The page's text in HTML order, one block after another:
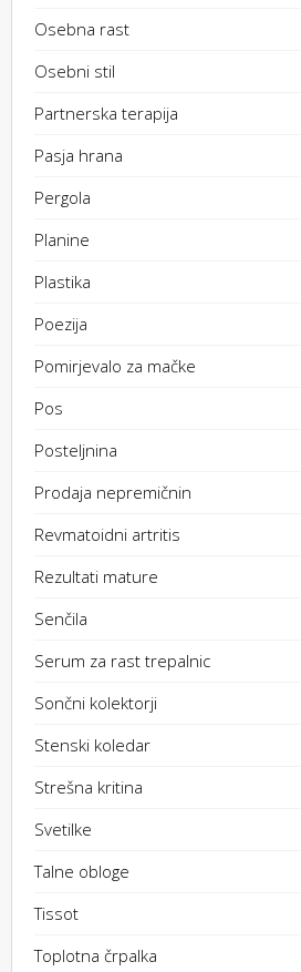
Osebna rast
Osebni stil
Partnerska terapija
Pasja hrana
Pergola
Planine
Plastika
Poezija
Pomirjevalo za mačke
Pos
Posteljnina
Prodaja nepremičnin
Revmatoidni artritis
Rezultati mature
Senčila
Serum za rast trepalnic
Sončni kolektorji
Stenski koledar
Strešna kritina
Svetilke
Talne obloge
Tissot
Toplotna črpalka